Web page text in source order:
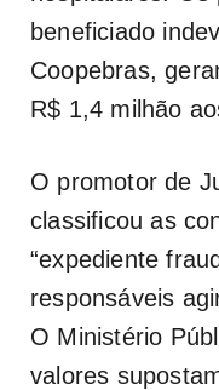
beneficiado
Coopebras,
R$ 1,4 milhão
O promotor de
classificou as
“expediente
responsáveis
O Ministério
valores